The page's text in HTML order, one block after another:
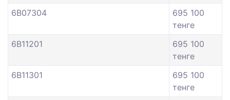
6B07304
695 100
тенге
6B11201
695 100
тенге
6B11301
695 100
тенге